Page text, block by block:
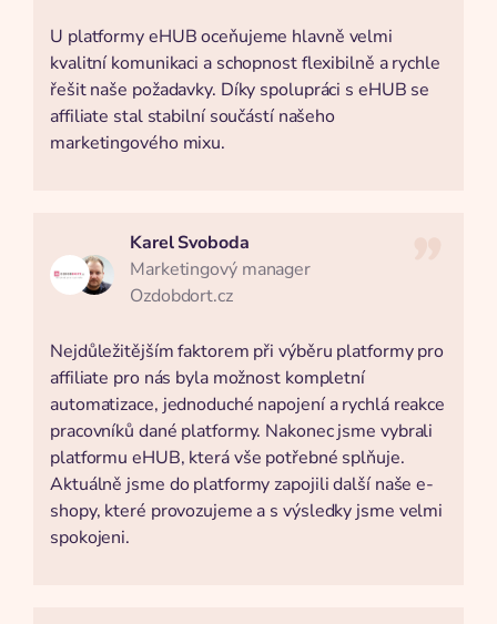
U platformy eHUB oceňujeme hlavně velmi
kvalitní komunikaci a schopnost flexibilně a rychle
řešit naše požadavky. Díky spolupráci s eHUB se
affiliate stal stabilní součástí našeho
marketingového mixu.
Karel Svoboda
Marketingový manager
Ozdobdort.cz
Nejdůležitějším faktorem při výběru platformy pro
affiliate pro nás byla možnost kompletní
automatizace, jednoduché napojení a rychlá reakce
pracovníků dané platformy. Nakonec jsme vybrali
platformu eHUB, která vše potřebné splňuje.
Aktuálně jsme do platformy zapojili další naše e-
shopy, které provozujeme a s výsledky jsme velmi
spokojeni.